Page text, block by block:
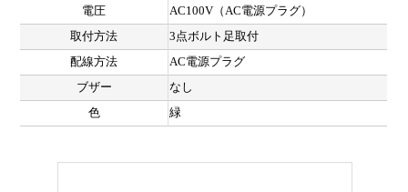
電圧
AC100V（AC電源プラグ）
取付方法
3点ボルト足取付
配線方法
AC電源プラグ
ブザー
なし
色
緑